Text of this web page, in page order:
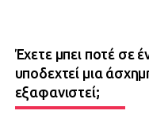
Έχετε μπει ποτέ σε
υποδεχτεί μια
εξαφανιστεί;